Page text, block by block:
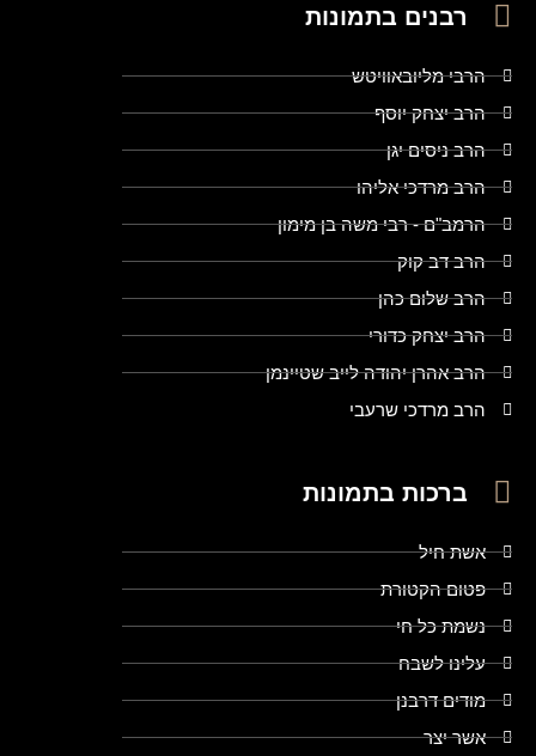
רבנים בתמונות
הרבי מליובאוויטש
הרב יצחק יוסף
הרב ניסים יגן
הרב מרדכי אליהו
הרמב"ם - רבי משה בן מימון
הרב דב קוק
הרב שלום כהן
הרב יצחק כדורי
הרב אהרן יהודה לייב שטיינמן
הרב מרדכי שרעבי
ברכות בתמונות
אשת חיל
פטום הקטורת
נשמת כל חי
עלינו לשבח
מודים דרבנן
אשר יצר